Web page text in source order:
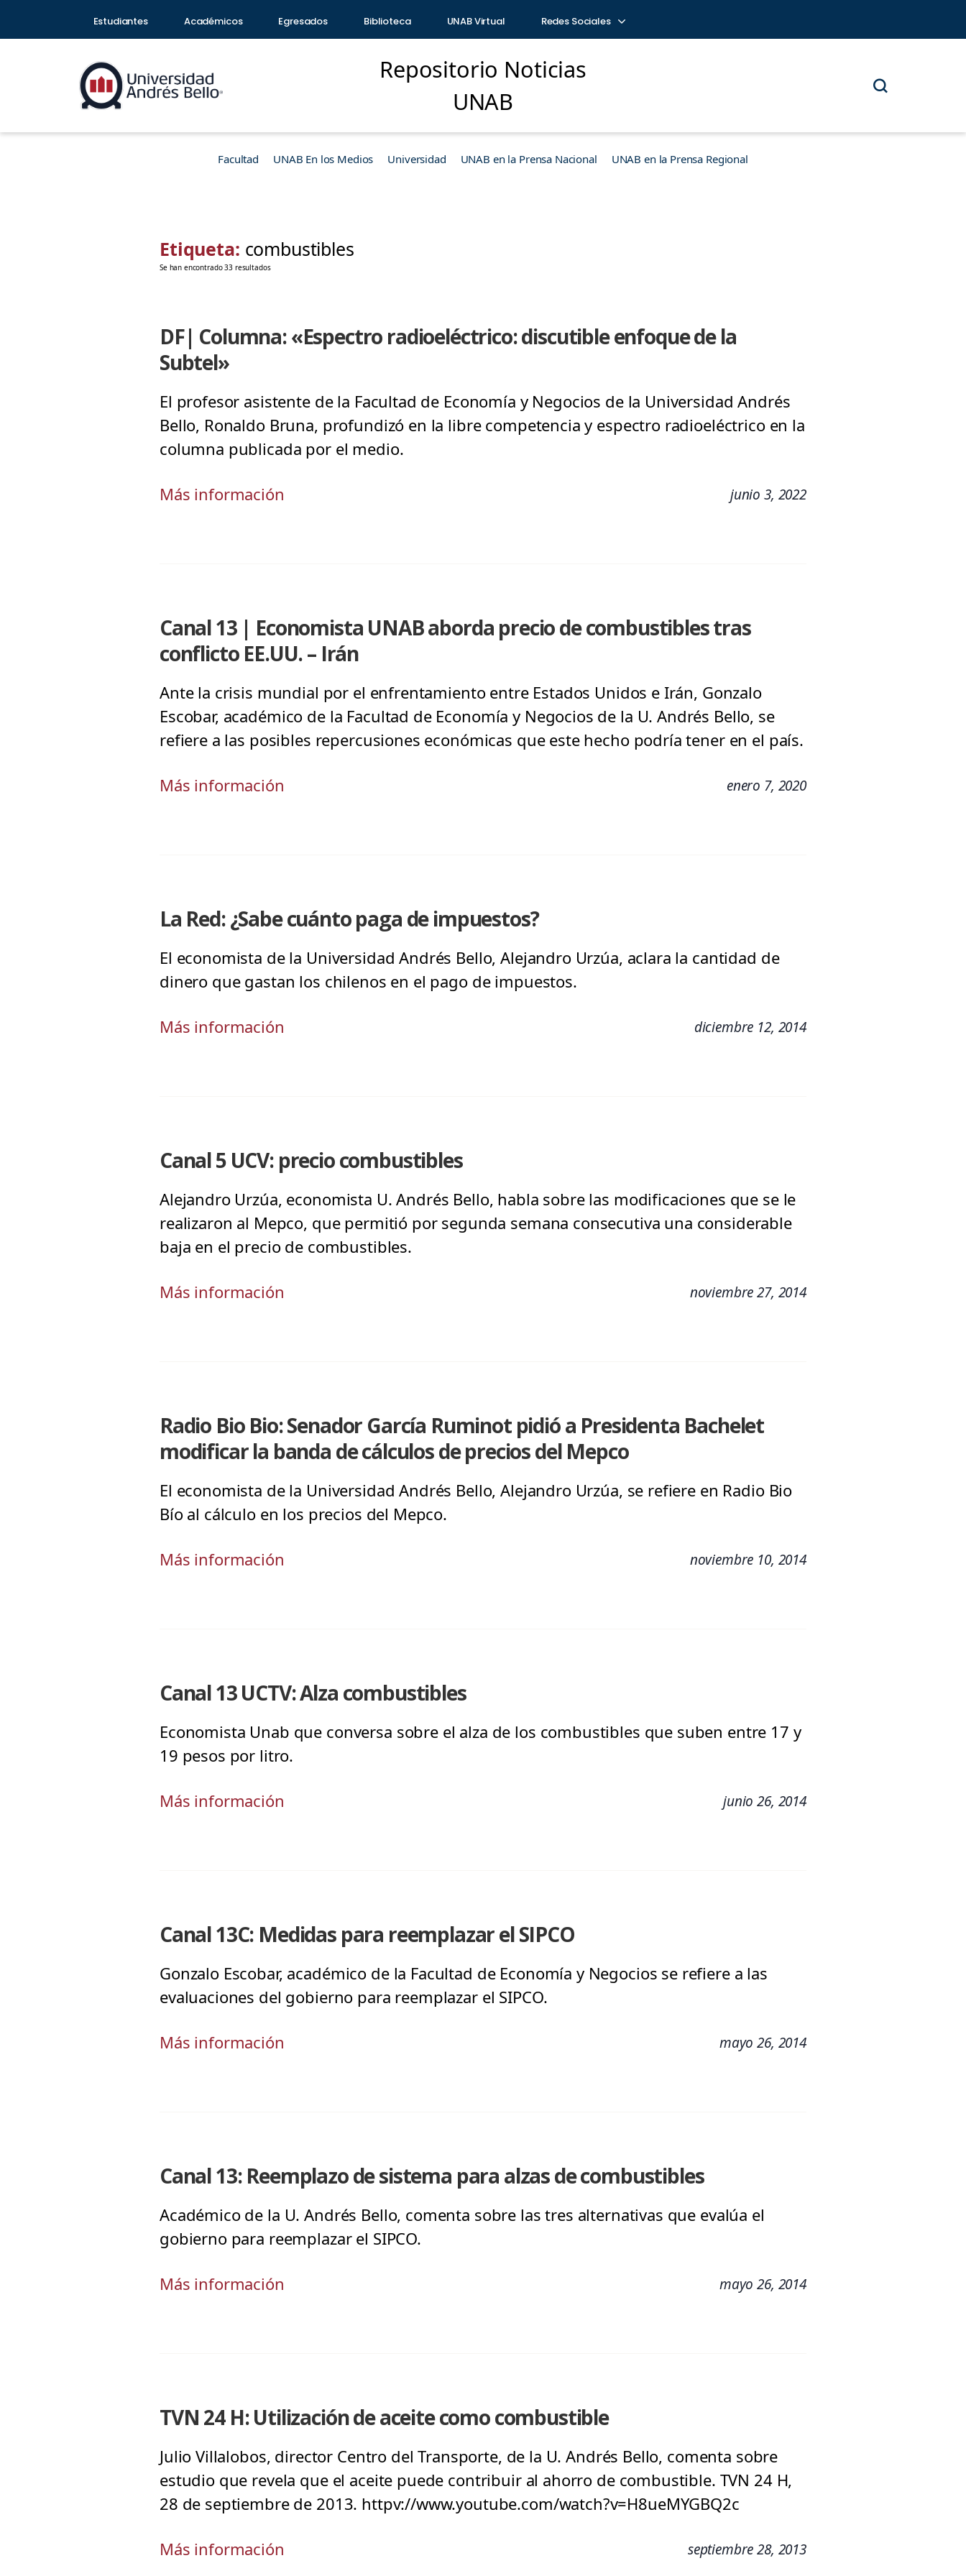
Estudiantes Académicos Egresados Biblioteca UNAB Virtual Redes Sociales
Repositorio Noticias
UNAB
Facultad UNAB En los Medios Universidad UNAB en la Prensa Nacional UNAB en la Prensa Regional
Etiqueta: combustibles
Se han encontrado 33 resultados
DF| Columna: «Espectro radioeléctrico: discutible enfoque de la
Subtel»
El profesor asistente de la Facultad de Economía y Negocios de la Universidad Andrés
Bello, Ronaldo Bruna, profundizó en la libre competencia y espectro radioeléctrico en la
columna publicada por el medio.
Más información junio 3, 2022
Canal 13 | Economista UNAB aborda precio de combustibles tras
conflicto EE.UU. – Irán
Ante la crisis mundial por el enfrentamiento entre Estados Unidos e Irán, Gonzalo
Escobar, académico de la Facultad de Economía y Negocios de la U. Andrés Bello, se
refiere a las posibles repercusiones económicas que este hecho podría tener en el país.
Más información enero 7, 2020
La Red: ¿Sabe cuánto paga de impuestos?
El economista de la Universidad Andrés Bello, Alejandro Urzúa, aclara la cantidad de
dinero que gastan los chilenos en el pago de impuestos.
Más información diciembre 12, 2014
Canal 5 UCV: precio combustibles
Alejandro Urzúa, economista U. Andrés Bello, habla sobre las modificaciones que se le
realizaron al Mepco, que permitió por segunda semana consecutiva una considerable
baja en el precio de combustibles.
Más información noviembre 27, 2014
Radio Bio Bio: Senador García Ruminot pidió a Presidenta Bachelet
modificar la banda de cálculos de precios del Mepco
El economista de la Universidad Andrés Bello, Alejandro Urzúa, se refiere en Radio Bio
Bío al cálculo en los precios del Mepco.
Más información noviembre 10, 2014
Canal 13 UCTV: Alza combustibles
Economista Unab que conversa sobre el alza de los combustibles que suben entre 17 y
19 pesos por litro.
Más información junio 26, 2014
Canal 13C: Medidas para reemplazar el SIPCO
Gonzalo Escobar, académico de la Facultad de Economía y Negocios se refiere a las
evaluaciones del gobierno para reemplazar el SIPCO.
Más información mayo 26, 2014
Canal 13: Reemplazo de sistema para alzas de combustibles
Académico de la U. Andrés Bello, comenta sobre las tres alternativas que evalúa el
gobierno para reemplazar el SIPCO.
Más información mayo 26, 2014
TVN 24 H: Utilización de aceite como combustible
Julio Villalobos, director Centro del Transporte, de la U. Andrés Bello, comenta sobre
estudio que revela que el aceite puede contribuir al ahorro de combustible. TVN 24 H,
28 de septiembre de 2013. httpv://www.youtube.com/watch?v=H8ueMYGBQ2c
Más información septiembre 28, 2013